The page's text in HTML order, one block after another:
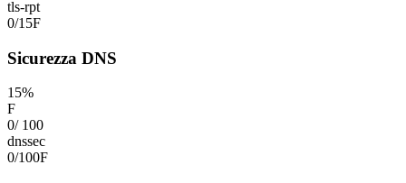
tls-rpt
0/15F
Sicurezza DNS
15%
F
0/ 100
dnssec
0/100F